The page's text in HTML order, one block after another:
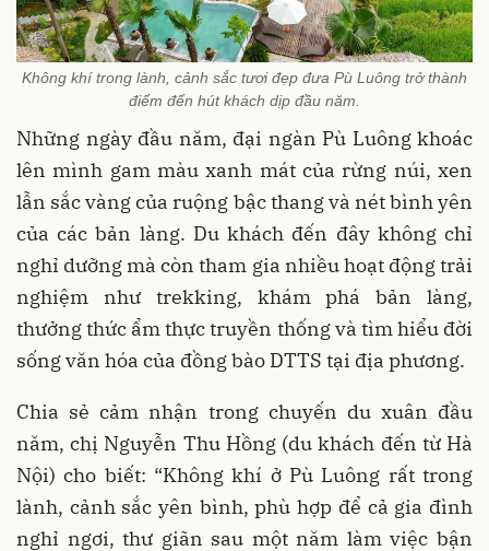
Không khí trong lành, cảnh sắc tươi đẹp đưa Pù Luông trở thành
điểm đến hút khách dịp đầu năm.
Những ngày đầu năm, đại ngàn Pù Luông khoác
lên mình gam màu xanh mát của rừng núi, xen
lẫn sắc vàng của ruộng bậc thang và nét bình yên
của các bản làng. Du khách đến đây không chỉ
nghỉ dưỡng mà còn tham gia nhiều hoạt động trải
nghiệm như trekking, khám phá bản làng,
thưởng thức ẩm thực truyền thống và tìm hiểu đời
sống văn hóa của đồng bào DTTS tại địa phương.
Chia sẻ cảm nhận trong chuyến du xuân đầu
năm, chị Nguyễn Thu Hồng (du khách đến từ Hà
Nội) cho biết: “Không khí ở Pù Luông rất trong
lành, cảnh sắc yên bình, phù hợp để cả gia đình
nghỉ ngơi, thư giãn sau một năm làm việc bận